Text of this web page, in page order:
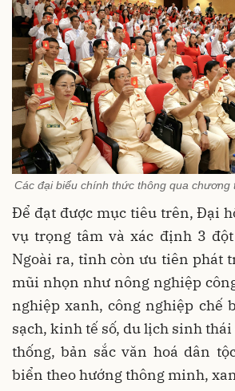
Các đại biểu chính thức thông qua
Để đạt được mục tiêu trên, Đại
vụ trọng tâm và xác định 3
Ngoài ra, tỉnh còn ưu tiên phát
mũi nhọn như nông nghiệp
nghiệp xanh, công nghiệp chế
sạch, kinh tế số, du lịch sinh
thống, bản sắc văn hoá dân
biển theo hướng thông minh,